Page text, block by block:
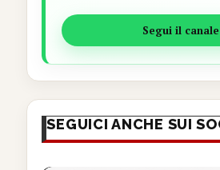
Segui il canale
SEGUICI ANCHE SUI